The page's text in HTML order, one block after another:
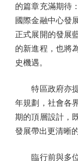
的篇章充滿期待
國際金融中心發
正式展開的發展
的新進程，也將
史機遇。
特區政府亦提
年規劃，社會各
期的頂層設計，
發展帶出更清晰
臨行前與多位